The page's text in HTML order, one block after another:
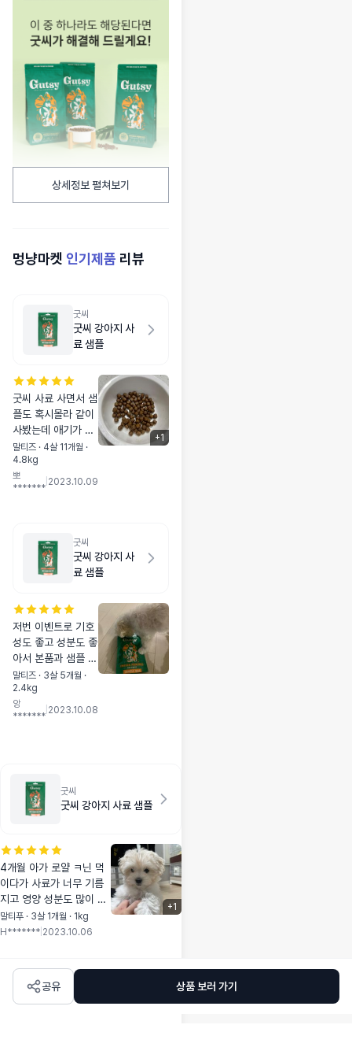
상세정보 펼쳐보기
멍냥마켓 인기제품 리뷰
굿씨
굿씨 강아지 사
료 샘플
굿씨 사료 사면서 샘
플도 혹시몰라 같이
사봤는데 애기가 잘
먹어요 기호성도 좋
고 성분도 괜찮은것
같아서 샘플이랑 본
말티즈 · 4살 11개월 ·
4.8kg
뽀
*******
2023.10.09
+1
굿씨
굿씨 강아지 사
료 샘플
저번 이벤트로 기호
성도 좋고 성분도 좋
아서 본품과 샘플 또
샀어용 ^*^ 응가가
엄청 까매지는?! 것
도 있지만 눈물이 조
말티즈 · 3살 5개월 ·
2.4kg
앙
*******
2023.10.08
굿씨
굿씨 강아지 사료 샘플
4개월 아가 로얄 ㅋ닌 먹
이다가 사료가 너무 기름
지고 영양 성분도 많이 떨
어져서 이것 저것 샘플 시
도하던중 알러지 사료라해
제품도 테스트해봤는데 굿
씨 먹였을때가 응가도 훨
말티푸 · 3살 1개월 · 1kg
H******* 2023.10.06
+1
공유 상품 보러 가기